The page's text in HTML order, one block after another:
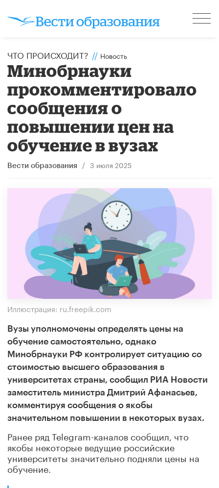
ЧТО ПРОИСХОДИТ? // Новость
Минобрнауки
прокомментировало
сообщения о
повышении цен на
обучение в вузах
Вести образования / 3 июля 2025
Иллюстрация: ru.freepik.com
Вузы уполномочены определять цены на
обучение самостоятельно, однако
Минобрнауки РФ контролирует ситуацию со
стоимостью высшего образования в
университетах страны, сообщил РИА Новости
заместитель министра Дмитрий Афанасьев,
комментируя сообщения о якобы
значительном повышении в некоторых вузах.
Ранее ряд Telegram-каналов сообщил, что
якобы некоторые ведущие российские
университеты значительно подняли цены на
обучение.